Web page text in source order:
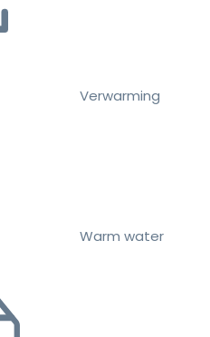
Verwarming
Warm water